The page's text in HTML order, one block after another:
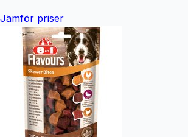
Jämför priser